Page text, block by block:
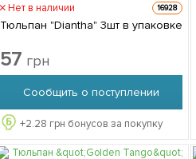
Нет в наличии 16928
Тюльпан "Diantha" 3шт в упаковке
57 грн
Сообщить о поступлении
+2.28 грн бонусов за покупку